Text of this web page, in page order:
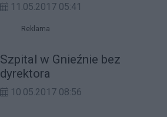
11.05.2017 05:41
Reklama
Szpital w Gnieźnie bez
dyrektora
10.05.2017 08:56